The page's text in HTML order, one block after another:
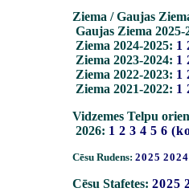
Ziema / Gaujas
Gaujas Ziema 2025-
Ziema 2024-2025: 1
Ziema 2023-2024: 1
Ziema 2022-2023: 1
Ziema 2021-2022: 1
Vidzemes Telpu
2026: 1 2 3 4 5 6
Cēsu Rudens: 2025 2024
Cēsu Stafetes: 2025